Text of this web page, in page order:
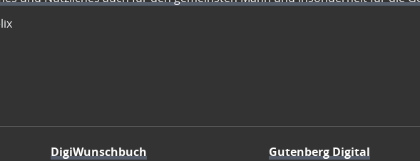
DigiWunschbuch
Gutenberg Digital